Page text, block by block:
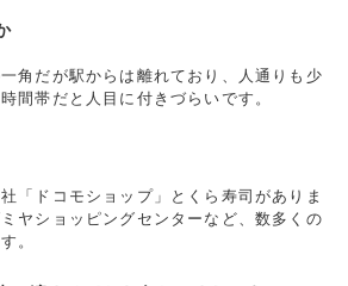
角だが駅からは離れており、人通りも少
間帯だと人目に付きづらいです。
「ドコモショップ」とくら寿司がありま
ヤショッピングセンターなど、数多くの
。